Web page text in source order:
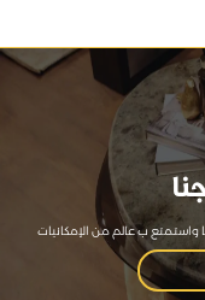
ب عالم من الإمكانيات